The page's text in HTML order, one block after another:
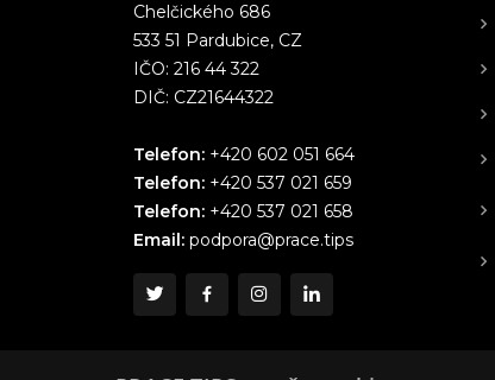
Chelčického 686
533 51 Pardubice, CZ
IČO: 216 44 322
DIČ: CZ21644322
Telefon: +420 602 051 664
Telefon: +420 537 021 659
Telefon: +420 537 021 658
Email: podpora@prace.tips